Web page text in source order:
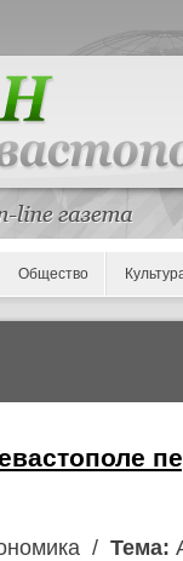
Общество
/ Тема: